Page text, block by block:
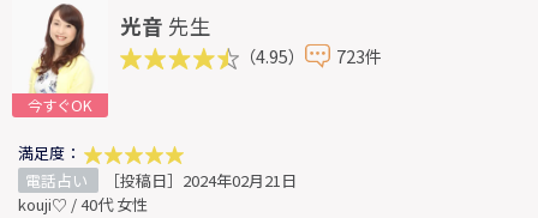
今すぐOK
光音 先生
（4.95） 723件
満足度：
電話占い
［投稿日］2024年02月21日
kouji♡ / 40代 女性